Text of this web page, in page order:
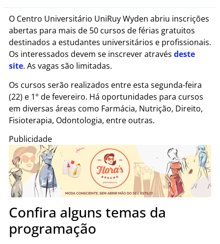
O Centro Universitário UniRuy Wyden abriu inscrições
abertas para mais de 50 cursos de férias gratuitos
destinados a estudantes universitários e profissionais.
Os interessados devem se inscrever através deste
site. As vagas são limitadas.
Os cursos serão realizados entre esta segunda-feira
(22) e 1° de fevereiro. Há oportunidades para cursos
em diversas áreas como Farmácia, Nutrição, Direito,
Fisioterapia, Odontologia, entre outras.
Publicidade
Confira alguns temas da
programação